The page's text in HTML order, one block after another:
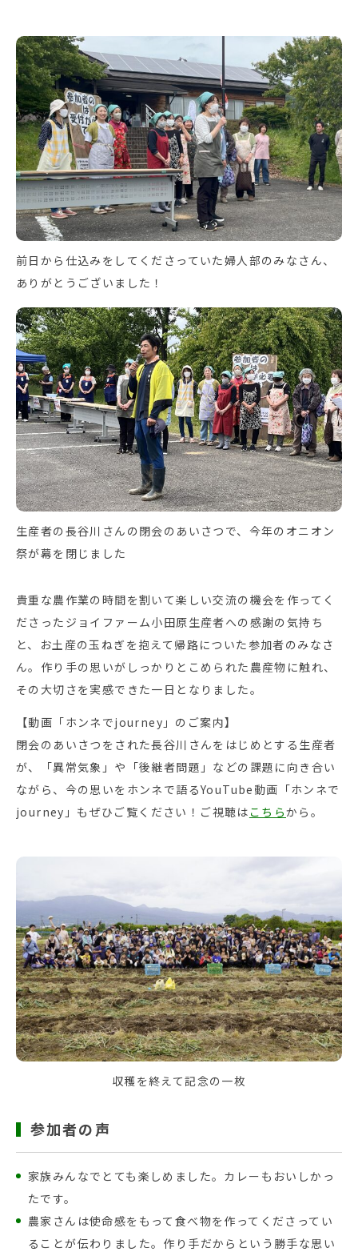
前日から仕込みをしてくださっていた婦人部のみなさん、
ありがとうございました！
生産者の長谷川さんの閉会のあいさつで、今年のオニオン
祭が幕を閉じました
貴重な農作業の時間を割いて楽しい交流の機会を作ってく
ださったジョイファーム小田原生産者への感謝の気持ち
と、お土産の玉ねぎを抱えて帰路についた参加者のみなさ
ん。作り手の思いがしっかりとこめられた農産物に触れ、
その大切さを実感できた一日となりました。
【動画「ホンネでjourney」のご案内】
閉会のあいさつをされた長谷川さんをはじめとする生産者
が、「異常気象」や「後継者問題」などの課題に向き合い
ながら、今の思いをホンネで語るYouTube動画「ホンネで
journey」もぜひご覧ください！ご視聴は こちらから。
収穫を終えて記念の一枚
参加者の声
家族みんなでとても楽しめました。カレーもおいしかっ
たです。
農家さんは使命感をもって食べ物を作ってくださってい
ることが伝わりました。作り手だからという勝手な思い